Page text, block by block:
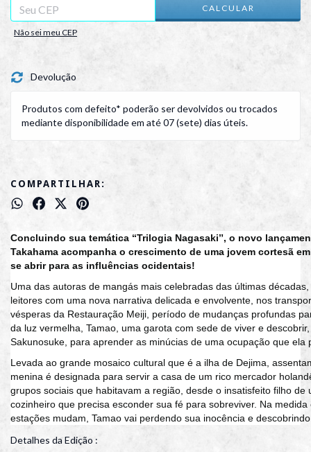
CALCULAR
Não sei meu CEP
Devolução
Produtos com defeito* poderão ser devolvidos ou trocados
mediante disponibilidade em até 07 (sete) dias úteis.
COMPARTILHAR:
Concluindo sua temática ‘‘Trilogia Nagasakiˮ, o novo
Takahama acompanha o crescimento de uma jovem cortesã
se abrir para as influências ocidentais!
Uma das autoras de mangás mais celebradas das últimas décadas,
leitores com uma nova narrativa delicada e envolvente, nos
vésperas da Restauração Meiji, período de mudanças profundas
da luz vermelha, Tamao, uma garota com sede de viver e
Sakunosuke, para aprender as minúcias de uma ocupação que ela
Levada ao grande mosaico cultural que é a ilha de Dejima,
menina é designada para servir a casa de um rico mercador
grupos sociais que habitavam a região, desde o insatisfeito filho de
cozinheiro que precisa esconder sua fé para sobreviver. Na
estações mudam, Tamao vai perdendo sua inocência e
Detalhes da Edição :